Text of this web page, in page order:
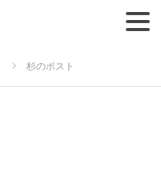
杉のポスト